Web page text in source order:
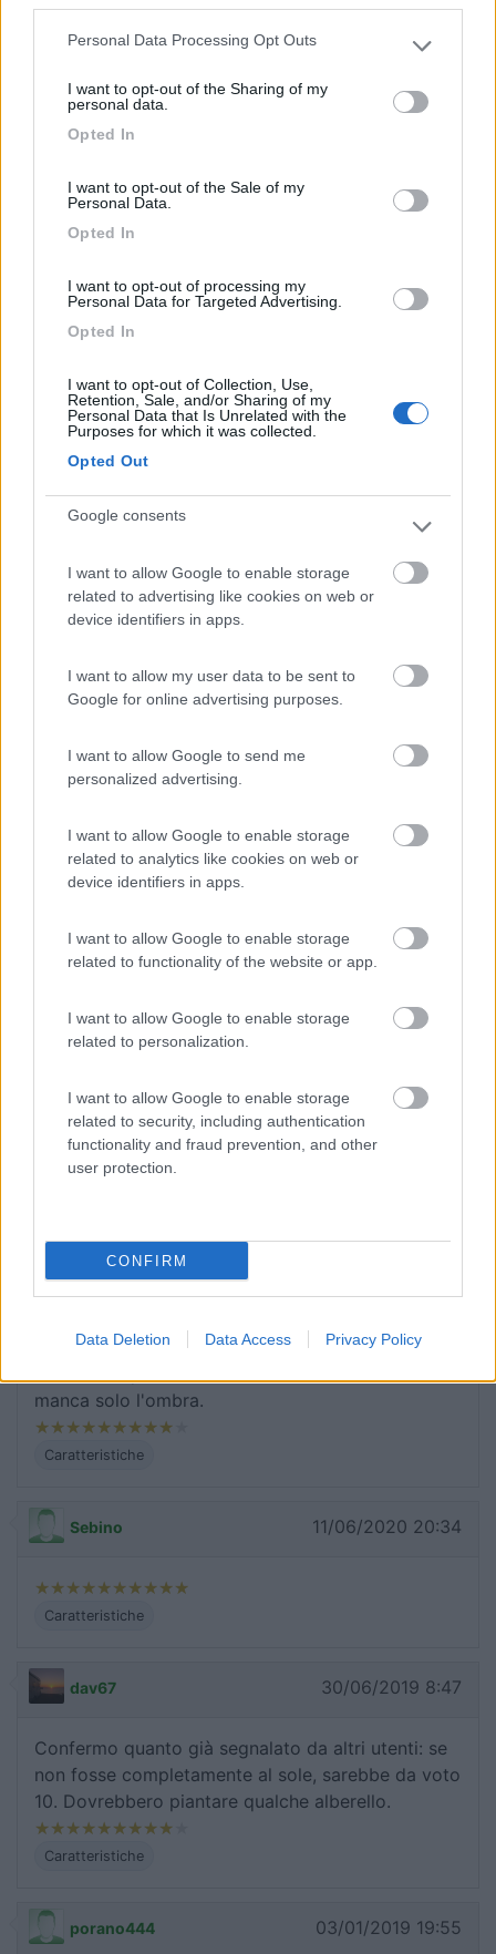
Please note that this website/app uses one or more Google
not limited to your visit or usage behaviour. You may click to
use your data for below specified purposes in below Google
Personal Data Processing Opt Outs
I want to opt-out of the Sharing of my
personal data.
Opted In
I want to opt-out of the Sale of my
Personal Data.
Opted In
I want to opt-out of processing my
Personal Data for Targeted Advertising.
Opted In
I want to opt-out of Collection, Use,
Retention, Sale, and/or Sharing of my
Personal Data that Is Unrelated with the
Purposes for which it was collected.
Opted Out
Google consents
I want to allow Google to enable storage
related to advertising like cookies on web or
device identifiers in apps.
I want to allow my user data to be sent to
Google for online advertising purposes.
I want to allow Google to send me
personalized advertising.
I want to allow Google to enable storage
related to analytics like cookies on web or
device identifiers in apps.
I want to allow Google to enable storage
related to functionality of the website or app.
I want to allow Google to enable storage
related to personalization.
I want to allow Google to enable storage
related to security, including authentication
functionality and fraud prevention, and other
user protection.
CONFIRM
Data Deletion Data Access Privacy Policy
Bella, vicina al centro. C/S più corrente a 5 euro
per 24h.
Posizione Prezzo Servizi
Parcheggio comodissimo al centro, vista
elettricità compresa solo 5 euro!! Bravi!
Accoglienza
Roberto CG 27/10/2020 11:18
L’area è in piano, arieggiata, con carico, scarico e
allaccio elettrico a pagamento, e una scenografica
vista sul centro storico che si trova a 200m.
Accessibilità Caratteristiche Posizione Servizi
Ottima area, carico/scarico e corrente compresi
Posizione Prezzo Servizi
Randomtourist 23/08/2020 20:25
piantati a W, ma esiste già cortina arborea sopra
prato che garantisce l'ombra più importante:
Caratteristiche
Gigetto 79 04/08/2020 11:47
Accoglienza
manca solo l'ombra.
Caratteristiche
Sebino 11/06/2020 20:34
Caratteristiche
dav67 30/06/2019 8:47
Confermo quanto già segnalato da altri utenti: se
non fosse completamente al sole, sarebbe da voto
10. Dovrebbero piantare qualche alberello.
Caratteristiche
porano444 03/01/2019 19:55